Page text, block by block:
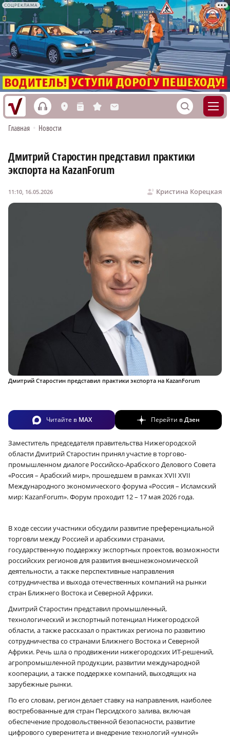
СОЦРЕКЛАМА
h L n s M S
Главная • Новости
Дмитрий Старостин представил практики
экспорта на KazanForum
Кристина Корецкая
11:10, 16.05.2026
Дмитрий Старостин представил практики экспорта на KazanForum
Читайте в MAX Перейти вДзен
Заместитель председателя правительства Нижегородской
области Дмитрий Старостин принял участие в торгово-
промышленном диалоге Российско-Арабского Делового Совета
«Россия – Арабский мир», прошедшем в рамках XVII XVII
Международного экономического форума «Россия – Исламский
мир: KazanForum». Форум проходит 12 – 17 мая 2026 года.
В ходе сессии участники обсудили развитие преференциальной
торговли между Россией и арабскими странами,
государственную поддержку экспортных проектов, возможности
российских регионов для развития внешнеэкономической
деятельности, а также перспективные направления
сотрудничества и выхода отечественных компаний на рынки
стран Ближнего Востока и Северной Африки.
Дмитрий Старостин представил промышленный,
технологический и экспортный потенциал Нижегородской
области, а также рассказал о практиках региона по развитию
сотрудничества со странами Ближнего Востока и Северной
Африки. Речь шла о продвижении нижегородских ИТ-решений,
агропромышленной продукции, развитии международной
кооперации, а также поддержке компаний, выходящих на
зарубежные рынки.
По его словам, регион делает ставку на направления, наиболее
востребованные для стран Персидского залива, включая
обеспечение продовольственной безопасности, развитие
цифрового суверенитета и внедрение технологий «умной»